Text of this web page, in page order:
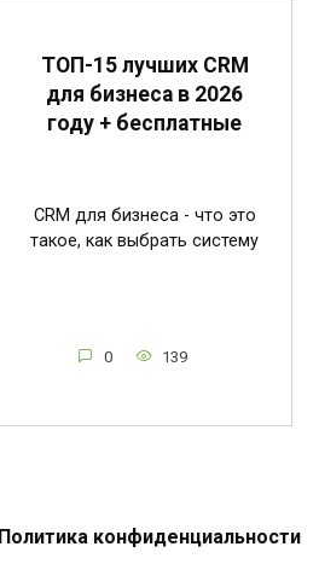
ТОП-15 лучших CRM
для бизнеса в 2026
году + бесплатные
CRM для бизнеса - что это
такое, как выбрать систему
0 139
Политика конфиденциальности